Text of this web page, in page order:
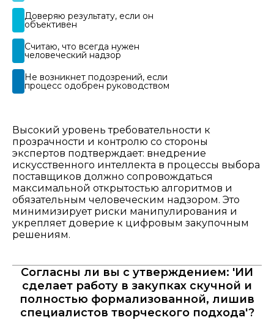
Доверяю результату, если он
объективен​​​
Считаю, что всегда нужен
человеческий надзор​
Не возникнет подозрений, если
процесс одобрен руководством​
Высокий уровень требовательности к
прозрачности и контролю со стороны
экспертов подтверждает: внедрение
искусственного интеллекта в процессы выбора
поставщиков должно сопровождаться
максимальной открытостью алгоритмов и
обязательным человеческим надзором. Это
минимизирует риски манипулирования и
укрепляет доверие к цифровым закупочным
решениям.​
Согласны ли вы с утверждением: 'ИИ
сделает работу в закупках скучной и
полностью формализованной, лишив
специалистов творческого подхода'?